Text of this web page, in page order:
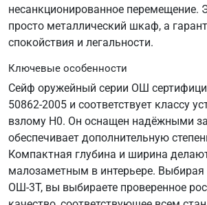
несанкционированное перемещение.
просто металлический шкаф, а
спокойствия и легальности.
Ключевые особенности
Сейф оружейный серии ОШ
50862-2005 и соответствует классу
взлому Н0. Он оснащен надёжными
обеспечивает дополнительную
Компактная глубина и ширина
малозаметным в интерьере. Выбирая
ОШ-3Т, вы выбираете проверенное